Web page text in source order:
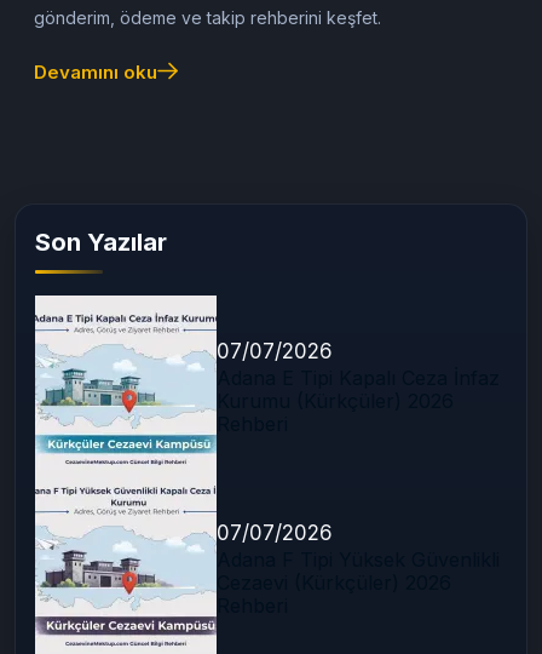
gönderim, ödeme ve takip rehberini keşfet.
Devamını oku
Son Yazılar
07/07/2026
07/07/2026